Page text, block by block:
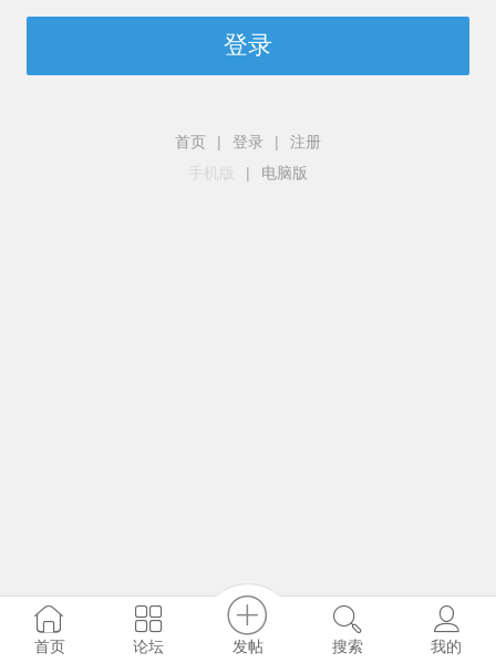
登录
首页 | 登录 |
注册
手机版
| 电脑版
首页 论坛 发帖 搜索 我的